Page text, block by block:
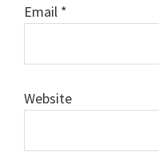
Email *
Website